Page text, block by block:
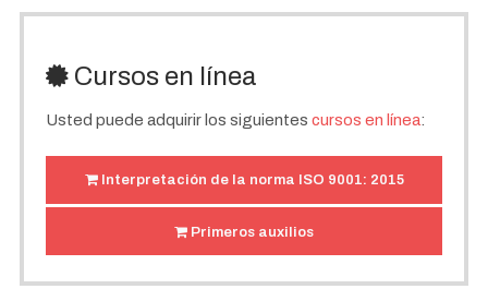
Cursos en línea
Usted puede adquirir los siguientes cursos en línea:
Interpretación de la norma ISO 9001: 2015
Primeros auxilios